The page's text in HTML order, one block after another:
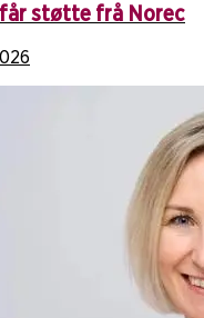
støtte frå Norec